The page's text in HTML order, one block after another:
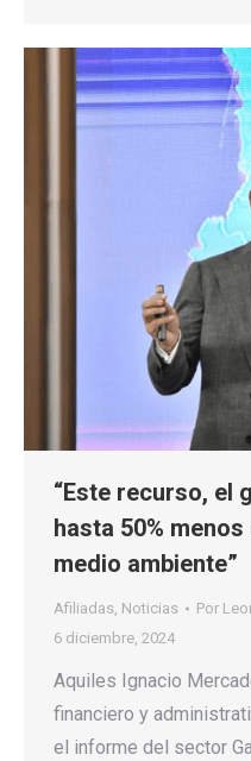
“Este recurso, el
hasta 50%
medio ambiente”
Afiliadas, Noticias Por
6 diciembre, 2024
Aquiles Ignacio
financiero y
el informe del sector